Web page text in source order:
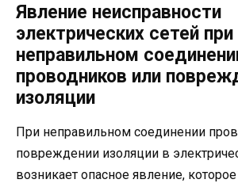
Явление неисправности
электрических сетей при
неправильном
проводников или
изоляции
При неправильном соединении
повреждении изоляции в
возникает опасное явление,